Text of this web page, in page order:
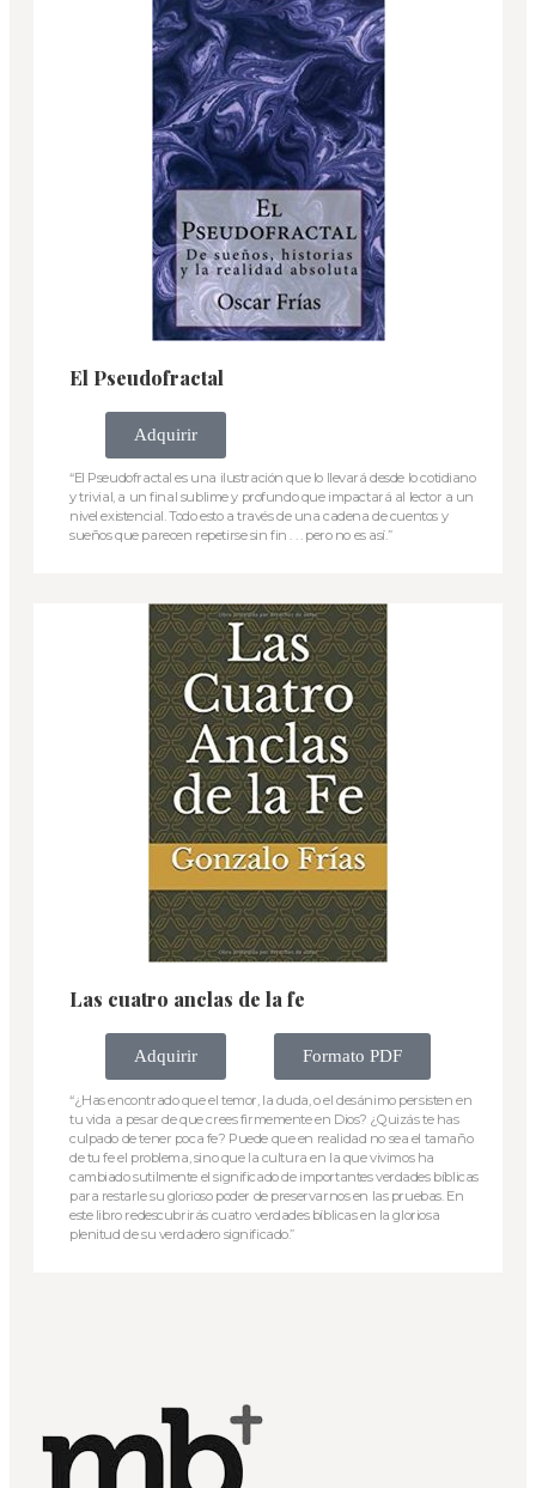
El Pseudofractal
Adquirir
“El Pseudofractal es una ilustración que lo llevará desde lo cotidiano
y trivial, a un final sublime y profundo que impactará al lector a un
nivel existencial. Todo esto a través de una cadena de cuentos y
sueños que parecen repetirse sin fin . . . pero no es así.”
Las cuatro anclas de la fe
Adquirir Formato PDF
“¿Has encontrado que el temor, la duda, o el desánimo persisten en
tu vida a pesar de que crees firmemente en Dios? ¿Quizás te has
culpado de tener poca fe? Puede que en realidad no sea el tamaño
de tu fe el problema, sino que la cultura en la que vivimos ha
cambiado sutilmente el significado de importantes verdades bíblicas
para restarle su glorioso poder de preservarnos en las pruebas. En
este libro redescubrirás cuatro verdades bíblicas en la gloriosa
plenitud de su verdadero significado.”